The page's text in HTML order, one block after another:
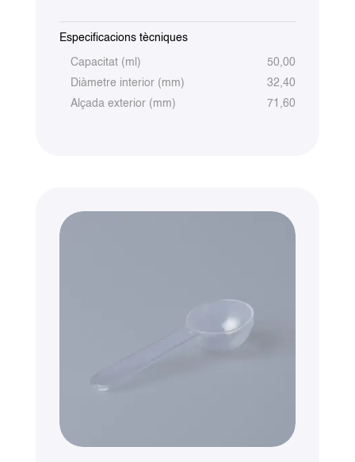
Especificacions tècniques
Capacitat (ml)
50,00
Diàmetre interior (mm)
32,40
Alçada exterior (mm)
71,60